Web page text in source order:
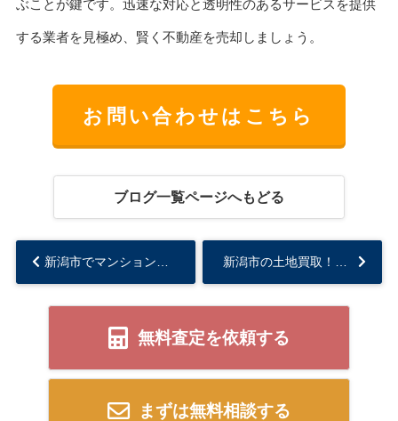
ぶことが鍵です。迅速な対応と透明性のあるサービスを提供
する業者を見極め、賢く不動産を売却しましょう。
お問い合わせはこちら
ブログ一覧ページへもどる
無料査定を依頼する
まずは無料相談する